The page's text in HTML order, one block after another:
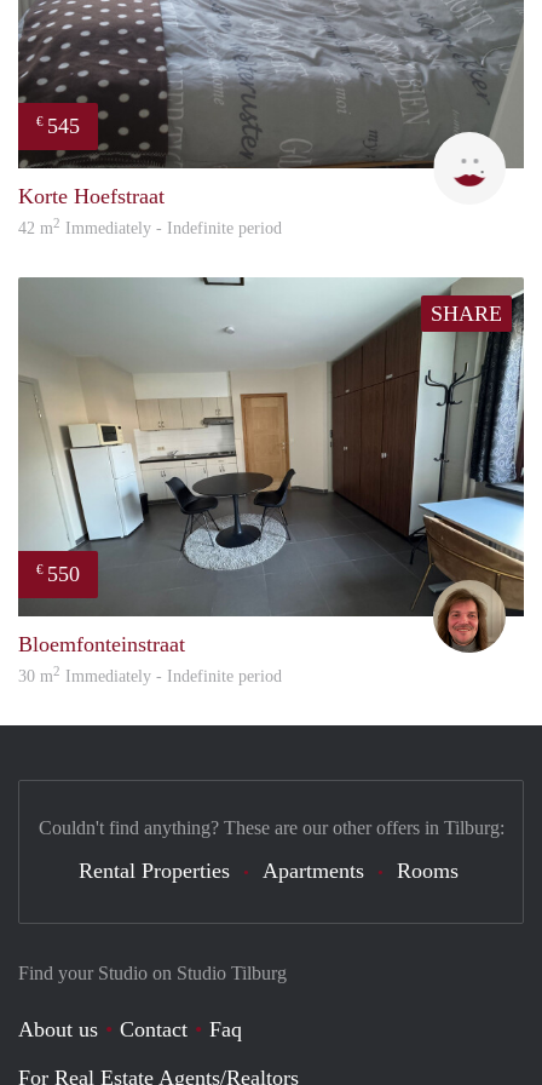
€ 545
Korte Hoefstraat
42 m2 Immediately - Indefinite period
SHARE
€ 550
Bloemfonteinstraat
30 m2 Immediately - Indefinite period
Find your Studio on Studio Tilburg
About us Contact
Faq
For Real Estate Agents/Realtors
Couldn't find anything? These are our other offers in Tilburg:
Rental Properties Apartments Rooms